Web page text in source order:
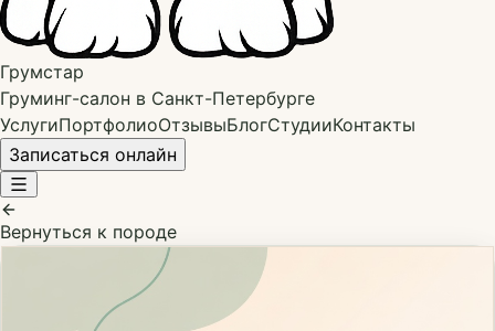
Грумстар
Груминг-салон в Санкт-Петербурге
УслугиПортфолиоОтзывыБлогСтудииКонтакты
Записаться онлайн
Вернуться к породе